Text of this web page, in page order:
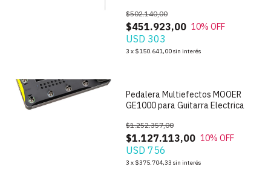
$451.923,00
$502.140,00
10% OFF
USD 303
3 x $150.641,00sin interés
Pedalera Multiefectos MOOER
GE1000 para Guitarra Electrica
$1.127.113,00
$1.252.357,00
10% OFF
USD 756
3 x $375.704,33 sin interés